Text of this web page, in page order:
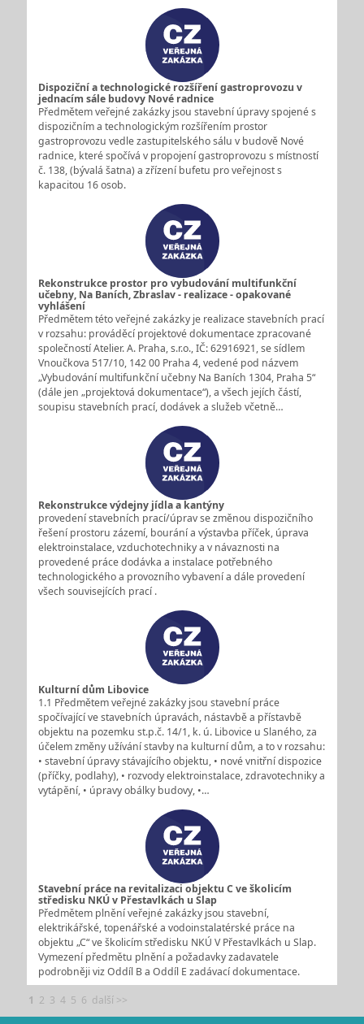
Dispoziční a technologické rozšíření gastroprovozu v
jednacím sále budovy Nové radnice
Předmětem veřejné zakázky jsou stavební úpravy spojené s
dispozičním a technologickým rozšířením prostor
gastroprovozu vedle zastupitelského sálu v budově Nové
radnice, které spočívá v propojení gastroprovozu s místností
č. 138, (bývalá šatna) a zřízení bufetu pro veřejnost s
kapacitou 16 osob.
Rekonstrukce prostor pro vybudování multifunkční
učebny, Na Baních, Zbraslav - realizace - opakované
vyhlášení
Předmětem této veřejné zakázky je realizace stavebních prací
v rozsahu: prováděcí projektové dokumentace zpracované
společností Atelier. A. Praha, s.r.o., IČ: 62916921, se sídlem
Vnoučkova 517/10, 142 00 Praha 4, vedené pod názvem
„Vybudování multifunkční učebny Na Baních 1304, Praha 5“
(dále jen „projektová dokumentace“), a všech jejích částí,
soupisu stavebních prací, dodávek a služeb včetně…
Rekonstrukce výdejny jídla a kantýny
provedení stavebních prací/úprav se změnou dispozičního
řešení prostoru zázemí, bourání a výstavba příček, úprava
elektroinstalace, vzduchotechniky a v návaznosti na
provedené práce dodávka a instalace potřebného
technologického a provozního vybavení a dále provedení
všech souvisejících prací .
Kulturní dům Libovice
1.1 Předmětem veřejné zakázky jsou stavební práce
spočívající ve stavebních úpravách, nástavbě a přístavbě
objektu na pozemku st.p.č. 14/1, k. ú. Libovice u Slaného, za
účelem změny užívání stavby na kulturní dům, a to v rozsahu:
• stavební úpravy stávajícího objektu, • nové vnitřní dispozice
(příčky, podlahy), • rozvody elektroinstalace, zdravotechniky a
vytápění, • úpravy obálky budovy, •…
Stavební práce na revitalizaci objektu C ve školicím
středisku NKÚ v Přestavlkách u Slap
Předmětem plnění veřejné zakázky jsou stavební,
elektrikářské, topenářské a vodoinstalatérské práce na
objektu „C“ ve školicím středisku NKÚ V Přestavlkách u Slap.
Vymezení předmětu plnění a požadavky zadavatele
podrobněji viz Oddíl B a Oddíl E zadávací dokumentace.
1 2 3 4 5 6 další >>